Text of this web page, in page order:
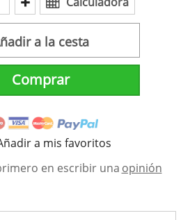
a la cesta
Comprar
a mis favoritos
en escribir una opinión